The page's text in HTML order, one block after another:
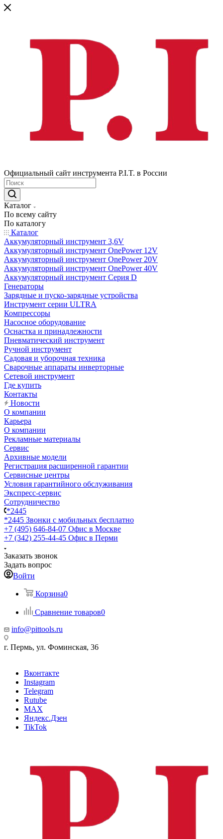
Официальный сайт инструмента P.I.T. в России
Каталог
По всему сайту
По каталогу
Каталог
Аккумуляторный инструмент 3,6V
Аккумуляторный инструмент OnePower 12V
Аккумуляторный инструмент OnePower 20V
Аккумуляторный инструмент OnePower 40V
Аккумуляторный инструмент Серия D
Генераторы
Зарядные и пуско-зарядные устройства
Инструмент серии ULTRA
Компрессоры
Насосное оборудование
Оснастка и принадлежности
Пневматический инструмент
Ручной инструмент
Садовая и уборочная техника
Сварочные аппараты инверторные
Сетевой инструмент
Где купить
Контакты
Новости
О компании
Карьера
О компании
Рекламные материалы
Сервис
Архивные модели
Регистрация расширенной гарантии
Сервисные центры
Условия гарантийного обслуживания
Экспресс-сервис
Сотрудничество
*2445
*2445 Звонки с мобильных бесплатно
+7 (495) 646-84-07 Офис в Москве
+7 (342) 255-44-45 Офис в Перми
Заказать звонок
Задать вопрос
Войти
Корзина0
Сравнение товаров0
info@pittools.ru
г. Пермь, ул. Фоминская, 36
Вконтакте
Instagram
Telegram
Rutube
MAX
Яндекс.Дзен
TikTok